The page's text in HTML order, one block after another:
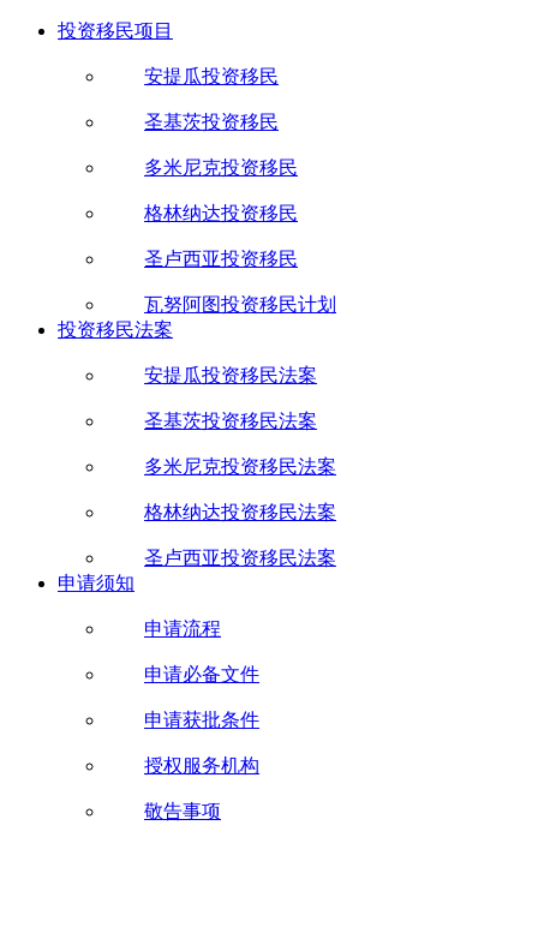
投资移民项目
安提瓜投资移民
圣基茨投资移民
多米尼克投资移民
格林纳达投资移民
圣卢西亚投资移民
瓦努阿图投资移民计划
投资移民法案
安提瓜投资移民法案
圣基茨投资移民法案
多米尼克投资移民法案
格林纳达投资移民法案
圣卢西亚投资移民法案
申请须知
申请流程
申请必备文件
申请获批条件
授权服务机构
敬告事项